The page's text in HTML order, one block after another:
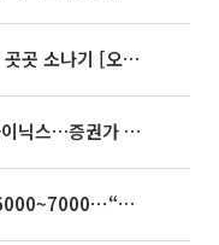
35도 안팎 무더위 이어져…전국 곳곳 소나기 [오늘 날씨]
'불안과 기대 사이' 널뛰는 SK하이닉스…증권가 "HBM4·LTA 기반 펀터멘털 견고"
[주간증시전망] 다음주 코스피 6000~7000⋯“外人 수급은 정책이 변수”